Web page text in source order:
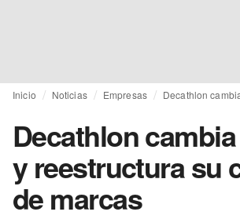
Inicio Noticias Empresas
Decathlon
y reestructura su
de marcas